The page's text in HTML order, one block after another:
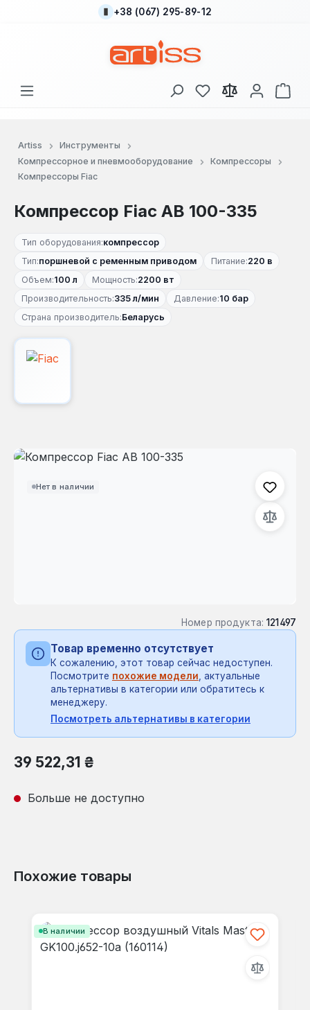
Перейти к основному содержанию
+38 (067) 295-89-12
У вас есть товары
В
Artiss
Инструменты
Компрессорное и пневмооборудование
Компрессоры
Компрессоры Fiac
Компрессор Fiac AB 100-335
Тип оборудования:компрессор
Тип:поршневой с ременным приводом Питание:220 в
Объем:100 л Мощность:2200 вт
Производительность:335 л/мин Давление:10 бар
Страна производитель:Беларусь
Нет в наличии
Пропустить галерею изображений
Номер продукта: 121497
Товар временно отсутствует
К сожалению, этот товар сейчас недоступен.
Посмотрите похожие модели , актуальные
альтернативы в категории или обратитесь к
менеджеру.
Посмотреть альтернативы в категории
Обычная цена:
39 522,31 ₴
Больше не доступно
Похожие товары
В наличии